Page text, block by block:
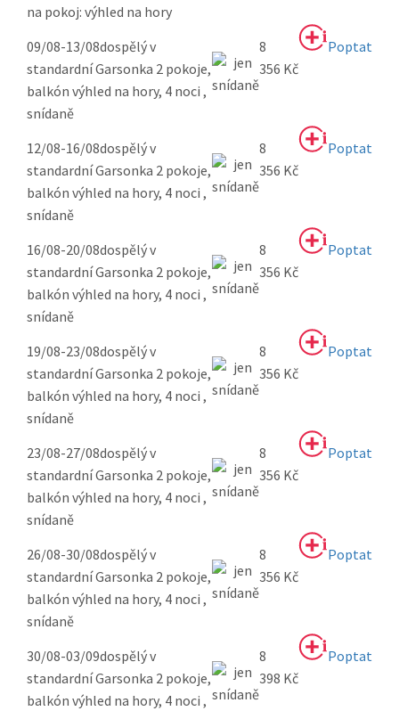
na pokoj: výhled na hory
09/08-13/08dospělý v
standardní Garsonka 2 pokoje,
balkón výhled na hory, 4 noci ,
snídaně
8
356 Kč
Poptat
12/08-16/08dospělý v
standardní Garsonka 2 pokoje,
balkón výhled na hory, 4 noci ,
snídaně
8
356 Kč
Poptat
16/08-20/08dospělý v
standardní Garsonka 2 pokoje,
balkón výhled na hory, 4 noci ,
snídaně
8
356 Kč
Poptat
19/08-23/08dospělý v
standardní Garsonka 2 pokoje,
balkón výhled na hory, 4 noci ,
snídaně
8
356 Kč
Poptat
23/08-27/08dospělý v
standardní Garsonka 2 pokoje,
balkón výhled na hory, 4 noci ,
snídaně
8
356 Kč
Poptat
26/08-30/08dospělý v
standardní Garsonka 2 pokoje,
balkón výhled na hory, 4 noci ,
snídaně
8
356 Kč
Poptat
30/08-03/09dospělý v
standardní Garsonka 2 pokoje,
balkón výhled na hory, 4 noci ,
8
398 Kč
Poptat